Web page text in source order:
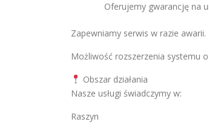
Oferujemy gwarancję na
Zapewniamy serwis w razie awarii.
Możliwość rozszerzenia systemu
Obszar działania
Nasze usługi świadczymy w:
Raszyn